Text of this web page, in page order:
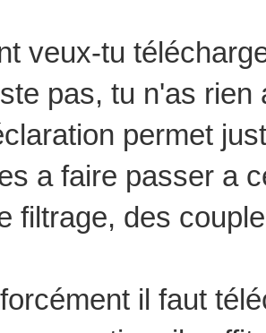
veux-tu
pas, tu n'as rien
permet
a faire passer a
filtrage, des
il faut